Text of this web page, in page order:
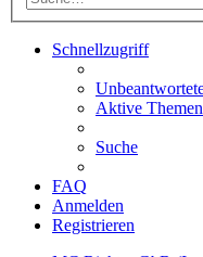
Schnellzugriff
Aktive Themen
Suche
FAQ
Anmelden
Registrieren